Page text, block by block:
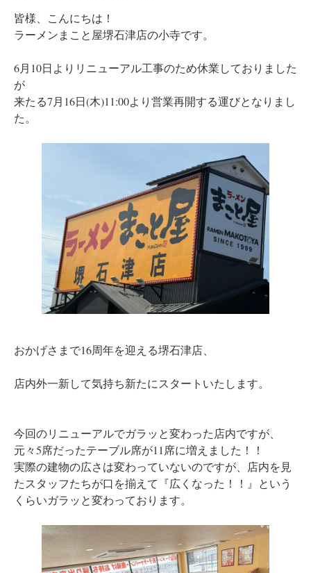
皆様、こんにちは！
ラーメンまこと屋堺石津店の小寺です。
6月10日よりリニューアル工事のため休業しておりました
が
来たる7月16日(木)11:00より営業再開する運びとなりまし
た。
おかげさまで16周年を迎える堺石津店、
店内外一新して気持ち新たにスタートいたします。
今回のリニューアルでガラッと変わった店内ですが、
元々5席だったテーブル席が11席に増えました！！
実際の建物の広さは変わっていないのですが、店内を見
たスタッフたちが口を揃えて『広くなった！！』という
くらいガラッと変わっております。